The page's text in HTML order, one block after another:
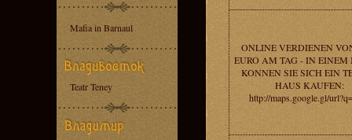
Mafia in Barnaul
Teatr Teney
ONLINE VERDIENEN
EURO AM TAG - IN EINEM
KONNEN SIE SICH EIN
HAUS KAUFEN:
http://maps.google.gl/